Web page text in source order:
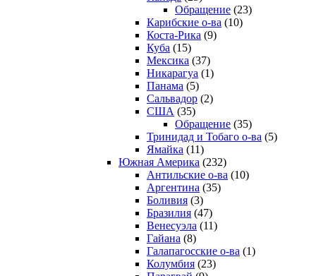
Обращение (23)
Карибские о-ва (10)
Коста-Рика (9)
Куба (15)
Мексика (37)
Никарагуа (1)
Панама (5)
Сальвадор (2)
США (35)
Обращение (35)
Тринидад и Тобаго о-ва (5)
Ямайка (11)
Южная Америка (232)
Антильские о-ва (10)
Аргентина (35)
Боливия (3)
Бразилия (47)
Венесуэла (11)
Гайана (8)
Галапагосские о-ва (1)
Колумбия (23)